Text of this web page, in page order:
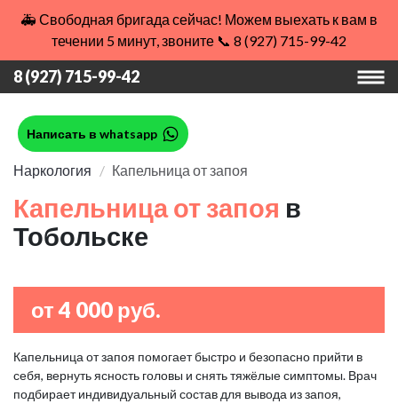
🚑 Свободная бригада сейчас! Можем выехать к вам в
течении 5 минут, звоните 📞 8 (927) 715-99-42
8 (927) 715-99-42
Написать в whatsapp
Наркология Капельница от запоя
Капельница от запоя в
Тобольске
от 4 000 руб.
Капельница от запоя помогает быстро и безопасно прийти в
себя, вернуть ясность головы и снять тяжёлые симптомы. Врач
подбирает индивидуальный состав для вывода из запоя,